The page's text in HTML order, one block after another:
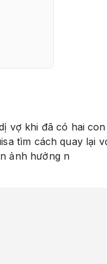
vợ khi đã có hai
tìm cách quay lại
ảnh hưởng n